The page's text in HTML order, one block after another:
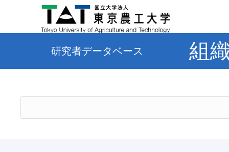
研究者データベース 組